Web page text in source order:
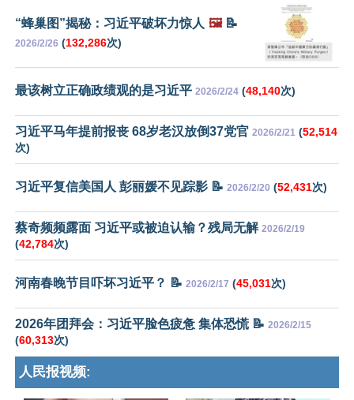
“蜂巢图”揭秘：习近平破坏力惊人 🖼️📝
2026/2/26 (132,286次)
最该树立正确政绩观的是习近平 2026/2/24 (48,140次)
习近平马年提前报丧 68岁老汉放倒37党官 2026/2/21 (52,514
次)
习近平复信美国人 彭丽媛不见踪影 📝 2026/2/20 (52,431次)
蔡奇频频露面 习近平或被迫认输？残局无解 2026/2/19
(42,784次)
河南春晚节目吓坏习近平？ 📝 2026/2/17 (45,031次)
2026年团拜会：习近平脸色疲惫 集体恐慌 📝 2026/2/15
(60,313次)
人民报视频: